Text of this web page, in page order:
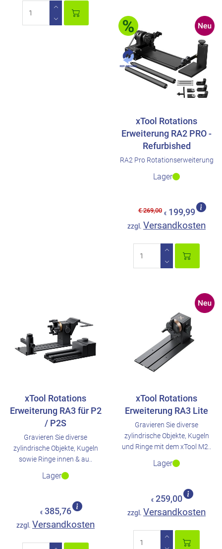
xTool Rotations
Erweiterung RA2 PRO -
Refurbished
RA2 Pro Rotationserweiterung
Lager
€ 269,00 € 199,99
zzgl. Versandkosten
xTool Rotations
Erweiterung RA3 für P2
/ P2S
Gravieren Sie diverse
zylindrische Objekte, Kugeln
sowie Ringe innen & au..
Lager
€ 385,76
zzgl. Versandkosten
xTool Rotations
Erweiterung RA3 Lite
Gravieren Sie diverse
zylindrische Objekte, Kugeln
und Ringe mit dem xTool M2..
Lager
€ 259,00
zzgl. Versandkosten